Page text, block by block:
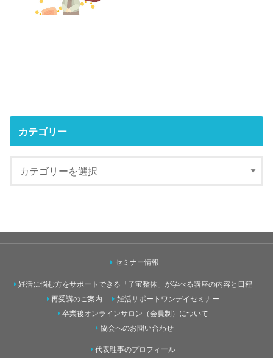
カテゴリー
セミナー情報
妊活に悩む方をサポートできる「子宝整体」が学べる講座の内容と日程
再受講のご案内
妊活サポートワンデイセミナー
卒業後オンラインサロン（会員制）について
協会へのお問い合わせ
代表理事のプロフィール